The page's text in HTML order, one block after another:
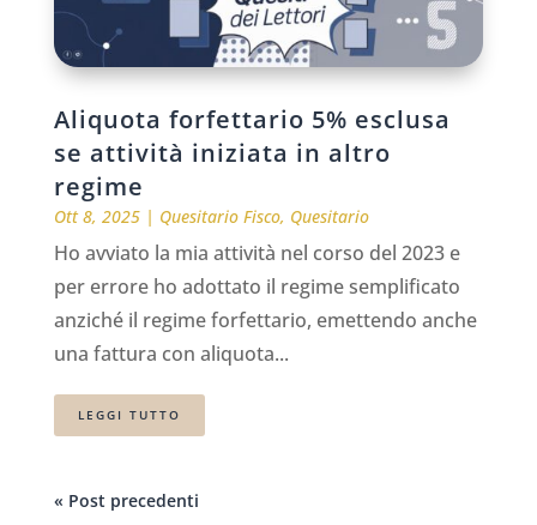
Aliquota forfettario 5% esclusa
se attività iniziata in altro
regime
Ott 8, 2025| Quesitario Fisco, Quesitario
Ho avviato la mia attività nel corso del 2023 e
per errore ho adottato il regime semplificato
anziché il regime forfettario, emettendo anche
una fattura con aliquota...
LEGGI TUTTO
« Post precedenti